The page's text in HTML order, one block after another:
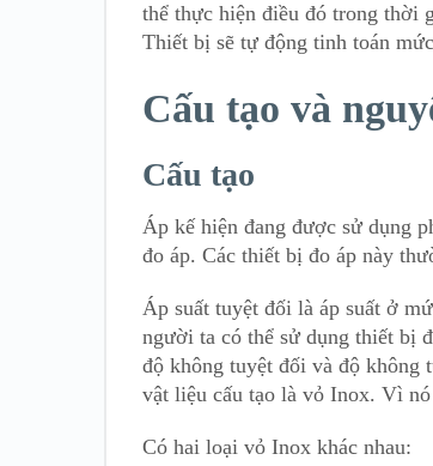
thể thực hiện điều đó trong thời
Thiết bị sẽ tự động tinh toán
Cấu tạo và
Cấu tạo
Áp kế hiện đang được sử dụng
đo áp. Các thiết bị đo áp này
Áp suất tuyệt đối là áp suất ở
người ta có thể sử dụng thiết bị
độ không tuyệt đối và độ không
vật liệu cấu tạo là vỏ Inox. Vì
Có hai loại vỏ Inox khác nhau: